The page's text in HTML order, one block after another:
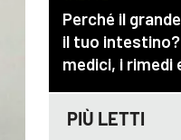
PIÙ LETTI